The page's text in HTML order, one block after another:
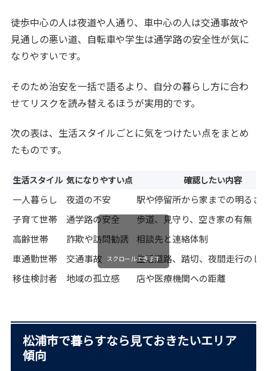
徒歩中心の人は夜道や人通り、車中心の人は交通事故や
見通しの悪い道、自転車や学生は通学路の安全性が気に
なりやすいです。
そのため治安を一括で語るより、自分の暮らし方に合わ
せてリスクを読み替えるほうが実用的です。
次の表は、生活スタイルごとに気をつけたい点をまとめ
たものです。
生活スタイル 気になりやすい点 確認したい内容
一人暮らし 夜道の不安
駅や停留所から家までの明るさ
子育て世帯
通学路の安全
歩道、見守り、空き家の有無
高齢世帯
詐欺や訪問勧誘
相談先と連絡体制
車通勤世帯
交通事故
生活道路、踏切、夜間走行のし
移住検討者
地域の孤立感 店や医療機関への距離
スクロールできます
松浦市で暮らすなら見ておきたいエリア
傾向